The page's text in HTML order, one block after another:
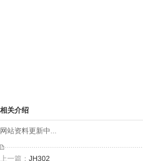
相关介绍
网站资料更新中...
上一篇： JH302